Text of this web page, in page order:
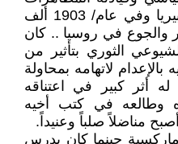
وفي عام/ 1897 نفي إلى سيبيريا وفي عام/ 1903 ألف
والجوع في روسيا .. كان
الثوري بتأثير من
لاتهامه بمحاولة
أثر كبير في اعتناقه
وطالعه في كتب أخيه
مناضلاً صلباً وعنيداً.
حينما كان يدرس